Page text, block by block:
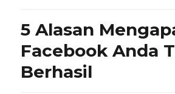
5 Alasan
Facebook Anda
Berhasil